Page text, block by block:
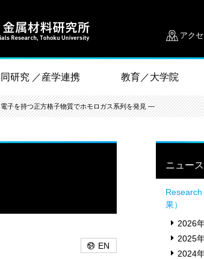
アク
研究 ／産学連携 教育／大学院
子を持つ正方格子物質でホモロガス系列を発見 ―
EN
ニュース
果）
2026
2025
2024